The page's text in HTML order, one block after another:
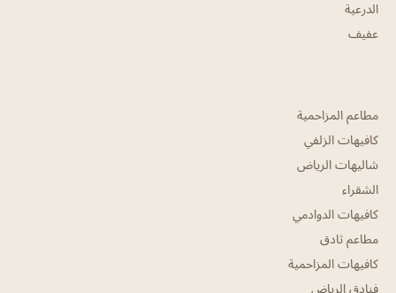
الدرعية
عفيف
مطاعم المزاحمية
كافيهات الزلفي
شاليهات الرياض
الشقراء
كافيهات الدوادمي
مطاعم ثادق
كافيهات المزاحمية
فنادق الرياض